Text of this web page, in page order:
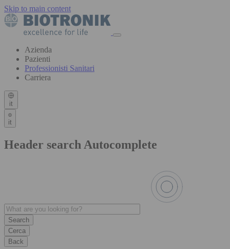
Skip to main content
Azienda
Pazienti
Professionisti Sanitari
Carriera
it
it
Header search Autocomplete
Cerca
Back